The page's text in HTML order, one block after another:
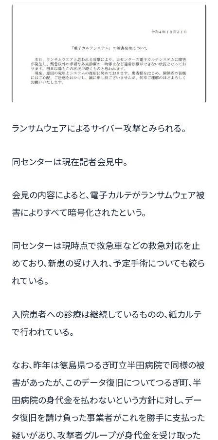
ランサムウェアによるサイバー攻撃とみられる。
同センターは現在記者会見中。
会見の内容によると、電子カルテがランサムウェア被
害によりすべて暗号化されたという。
同センターは現時点で救急車などの救急対応を止
めており、新患の受け入れ、予定手術についても絞ら
れている。
入院患者への診療は継続しているものの、紙カルテ
で行われている。
なお、昨年は徳島県つるぎ町立半田病院で同様の被
害があったが、このデータ復旧についてつるぎ町、半
田病院の身代金を払わないという方針に対し、デー
タ復旧を請け負った事業者がこれを勝手に支払った
疑いがあり、攻撃者グループが身代金を受け取った